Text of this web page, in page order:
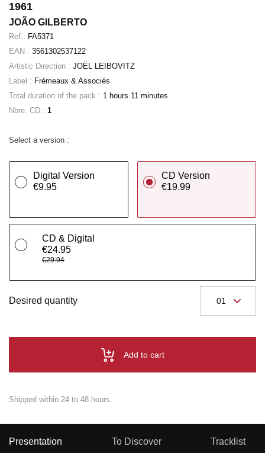
1961
JOÃO GILBERTO
Ref.: FA5371
EAN : 3561302537122
Artistic Direction : JOËL LEIBOVITZ
Label : Frémeaux & Associés
Total duration of the pack : 1 hours 11 minutes
Nbre. CD : 1
Select a version :
Digital Version
€9.95
CD Version
€19.99
CD & Digital
€24.95
€29.94
Desired quantity
Add to cart
Shipped within 24 to 48 hours.
Presentation To Discover Tracklist